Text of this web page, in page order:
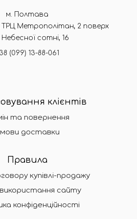
м. Полтава
ТРЦ Метрополітан, 2 поверх
Небесної сотні, 16
(099) 13-88-061
клієнтів
та повернення
доставки
Правила
купівлі-продажу
сайту
конфіденційності